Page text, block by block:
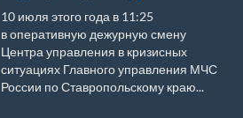
10 июля этого года в 11:25
в оперативную дежурную смену
Центра управления в кризисных
ситуациях Главного управления МЧС
России по Ставропольскому краю...